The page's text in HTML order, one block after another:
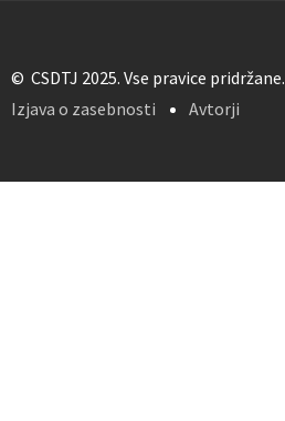
© CSDTJ 2025. Vse pravice pridržane.
Izjava o zasebnosti
Avtorji